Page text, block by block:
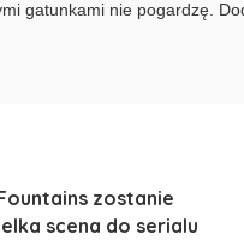
gatunkami nie pogardzę.
zostanie
scena do serialu